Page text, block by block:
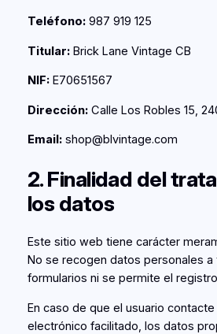
Teléfono:987 919 125
Titular:Brick Lane Vintage CB
NIF:E70651567
Dirección:Calle Los Robles 15,
Email: shop@blvintage.com
2. Finalidad del
los datos
Este sitio web tiene carácter
No se recogen datos personales a
formularios ni se permite el
En caso de que el usuario
electrónico facilitado, los datos